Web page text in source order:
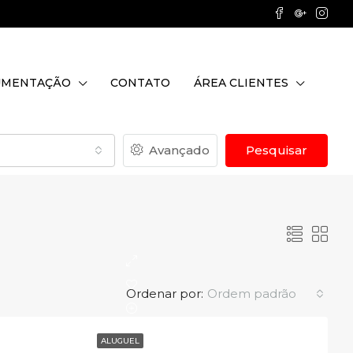
CONTATO ÁREA CLIENTES
Avançado Pesquisar
Ordenar por: Ordem padrão
ALUGUEL